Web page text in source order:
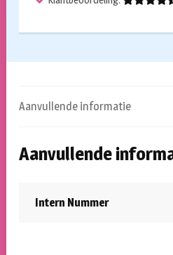
Aanvullende informatie
Aanvullende
Intern Nummer